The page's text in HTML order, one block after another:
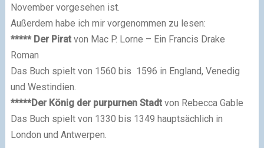
November vorgesehen ist.
Außerdem habe ich mir vorgenommen zu lesen:
***** Der Piratvon Mac P. Lorne – Ein Francis Drake
Roman
Das Buch spielt von 1560 bis 1596 in England, Venedig
und Westindien.
*****Der König der purpurnen Stadtvon Rebecca Gable
Das Buch spielt von 1330 bis 1349 hauptsächlich in
London und Antwerpen.